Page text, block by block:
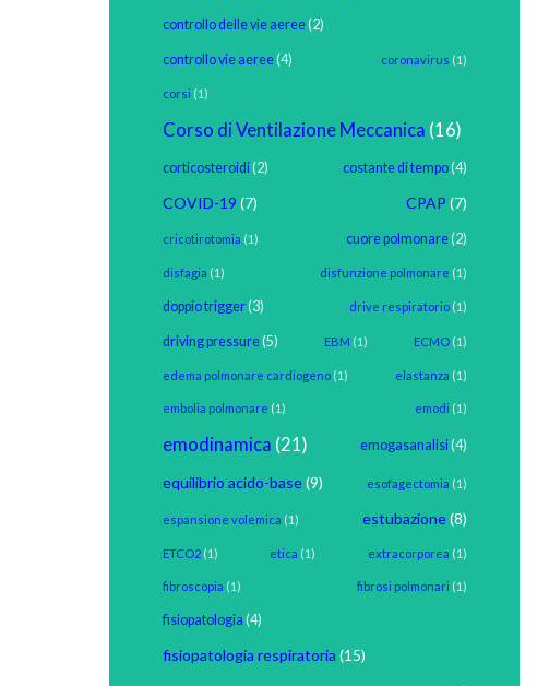
controllo delle vie aeree(2)
controllo vie aeree(4) coronavirus (1)
corsi (1)
Corso di Ventilazione Meccanica (16)
corticosteroidi(2) costante di tempo(4)
COVID-19 (7) CPAP (7)
cricotirotomia (1) cuore polmonare(2)
disfagia (1) disfunzione polmonare (1)
doppio trigger(3) drive respiratorio (1)
driving pressure(5) EBM (1) ECMO (1)
edema polmonare cardiogeno (1) elastanza (1)
embolia polmonare (1) emodi (1)
emodinamica (21) emogasanalisi(4)
equilibrio acido-base(9) esofagectomia (1)
espansione volemica (1) estubazione(8)
ETCO2 (1) etica (1) extracorporea (1)
fibroscopia (1) fibrosi polmonari (1)
fisiopatologia (4)
fisiopatologia respiratoria (15)